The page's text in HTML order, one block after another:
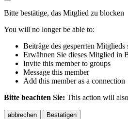
Bitte bestätige, das Mitglied zu blocken
You will no longer be able to:
Beiträge des gesperrten Mitglieds
Erwähnen Sie dieses Mitglied in
Invite this member to groups
Message this member
Add this member as a connection
Bitte beachten Sie: This action will
Bestätigen